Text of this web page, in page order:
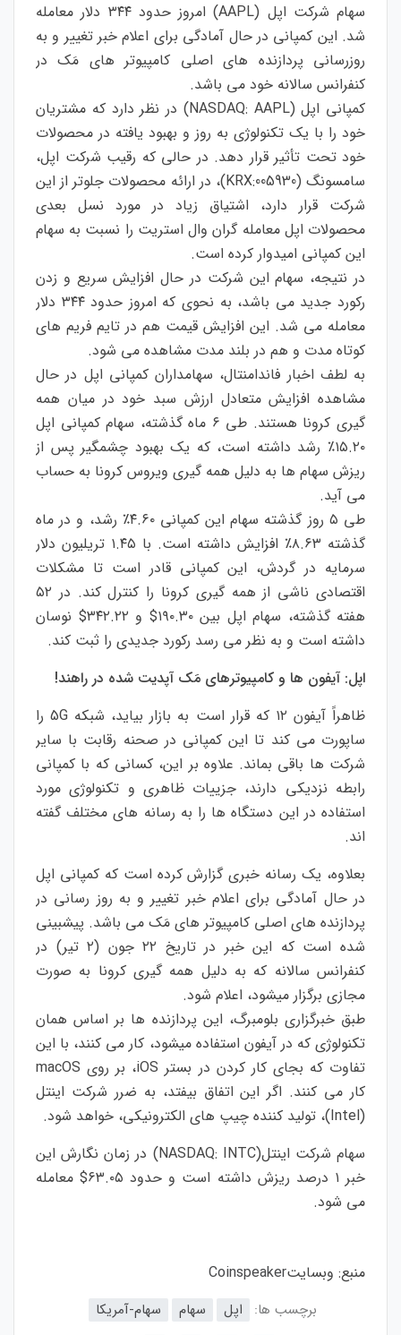
سهام شركت اپل (AAPL) امروز حدود ۳۴۴ دلار معامله
شد. این کمپانی در حال آمادگی برای اعلام خبر تغییر و به
روزرسانی پردازنده های اصلی کامپیوتر های مَک در
کنفرانس سالانه خود می باشد.
كمپانی اپل (NASDAQ: AAPL) در نظر دارد كه مشتريان
خود را با يک تکنولوژی به روز و بهبود یافته در محصولات
خود تحت تأثیر قرار دهد. در حالی که رقیب شرکت اپل،
سامسونگ (KRX:005930)، در ارائه محصولات جلوتر از این
شرکت قرار دارد، اشتیاق زیاد در مورد نسل بعدی
محصولات اپل معامله گران وال استریت را نسبت به سهام
این کمپانی امیدوار کرده است.
در نتیجه، سهام این شرکت در حال افزایش سریع و زدن
رکورد جدید می باشد، به نحوی که امروز حدود ۳۴۴ دلار
معامله می شد. این افزایش قیمت هم در تایم فریم های
کوتاه مدت و هم در بلند مدت مشاهده می شود.
به لطف اخبار فاندامنتال، سهامداران کمپانی اپل در حال
مشاهده افزایش متعادل ارزش سبد خود در میان همه
گیری کرونا هستند. طی ۶ ماه گذشته، سهام کمپانی اپل
۱۵.۲۰٪ رشد داشته است، که یک بهبود چشمگیر پس از
ریزش سهام ها به دلیل همه گیری ویروس کرونا به حساب
می آید.
طی ۵ روز گذشته سهام این کمپانی ۴.۶۰٪ رشد، و در ماه
گذشته ۸.۶۳٪ افزایش داشته است. با ۱.۴۵ تریلیون دلار
سرمایه در گردش، این کمپانی قادر است تا مشکلات
اقتصادی ناشی از همه گیری کرونا را کنترل کند. در ۵۲
هفته گذشته، سهام اپل بین ۱۹۰.۳۰$ و ۳۴۲.۲۲$ نوسان
داشته است و به نظر می رسد رکورد جدیدی را ثبت کند.
اپل: آیفون ها و کامپیوترهای مَک آپدیت شده در راهند!
ظاهراً آیفون ۱۲ که قرار است به بازار بیاید، شبکه 5G را
ساپورت می کند تا این کمپانی در صحنه رقابت با سایر
شرکت ها باقی بماند. علاوه بر این، کسانی که با کمپانی
رابطه نزدیکی دارند، جزییات ظاهری و تکنولوژی مورد
استفاده در این دستگاه ها را به رسانه های مختلف گفته
اند.
بعلاوه، یک رسانه خبری گزارش کرده است که کمپانی اپل
در حال آمادگی برای اعلام خبر تغییر و به روز رسانی در
پردازنده های اصلی کامپیوتر های مَک می باشد. پیشبینی
شده است که این خبر در تاریخ ۲۲ جون (۲ تیر) در
کنفرانس سالانه که به دلیل همه گیری کرونا به صورت
مجازی برگزار میشود، اعلام شود.
طبق خبرگزاری بلومبرگ، این پردازنده ها بر اساس همان
تکنولوژی که در آیفون استفاده میشود، کار می کنند، با این
تفاوت که بجای کار کردن در بستر iOS، بر روی macOS
کار می کنند. اگر این اتفاق بیفتد، به ضرر شرکت اینتل
(Intel)، تولید کننده چیپ های الکترونیکی، خواهد شود.
سهام شرکت اینتل(NASDAQ: INTC) در زمان نگارش این
خبر ۱ درصد ریزش داشته است و حدود ۶۳.۰۵$ معامله
می شود.
منبع: وبسایتCoinspeaker
برچسب ها: اپل سهام
سهام-آمریکا